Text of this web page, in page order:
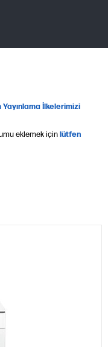
İlkelerimizi
eklemek içinlütfen